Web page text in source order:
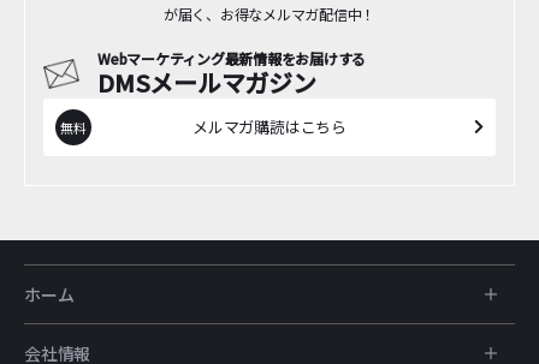
が届く、お得なメルマガ配信中！
Webマーケティング最新情報をお届けする
DMSメールマガジン
メルマガ購読はこちら
ホーム
会社情報